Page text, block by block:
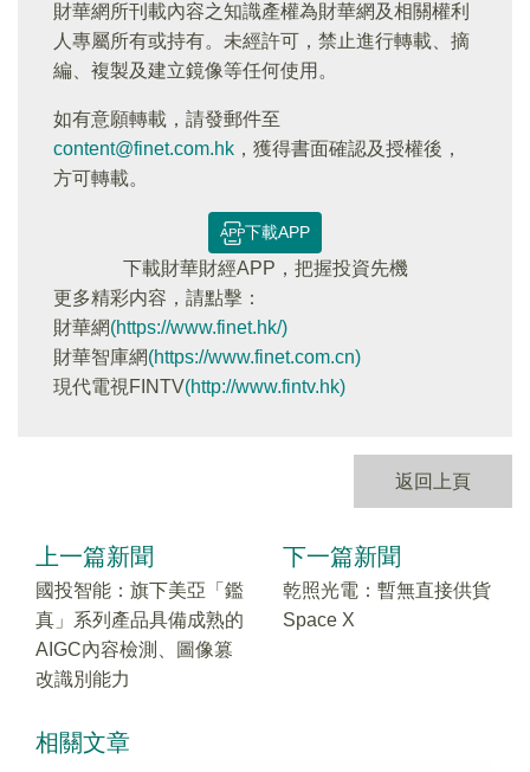
財華網所刊載內容之知識產權為財華網及相關權利
人專屬所有或持有。未經許可，禁止進行轉載、摘
編、複製及建立鏡像等任何使用。
如有意願轉載，請發郵件至
content@finet.com.hk ，獲得書面確認及授權後，
方可轉載。
下載APP
下載財華財經APP，把握投資先機
更多精彩内容，請點擊：
財華網(https://www.finet.hk/)
財華智庫網(https://www.finet.com.cn)
現代電視FINTV(http://www.fintv.hk)
返回上頁
上一篇新聞
國投智能：旗下美亞「鑑
真」系列產品具備成熟的
AIGC內容檢測、圖像篡
改識別能力
下一篇新聞
乾照光電：暫無直接供貨
Space X
相關文章